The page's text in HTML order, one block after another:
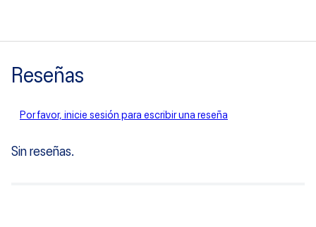
Reseñas
Por favor, inicie sesión para escribir una reseña
Sin reseñas.